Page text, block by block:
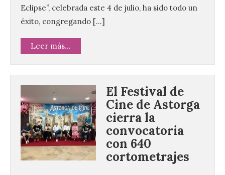
Eclipse”, celebrada este 4 de julio, ha sido todo un
éxito, congregando […]
Leer más...
El Festival de
Cine de Astorga
cierra la
convocatoria
con 640
cortometrajes